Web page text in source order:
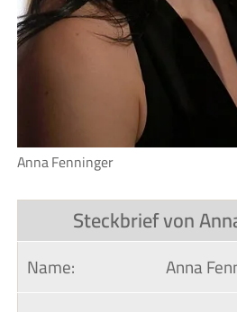
Anna Fenninger
Steckbrief von
Name: Anna